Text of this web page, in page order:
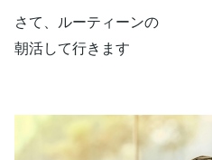
さて、ルーティーンの
朝活して行きます